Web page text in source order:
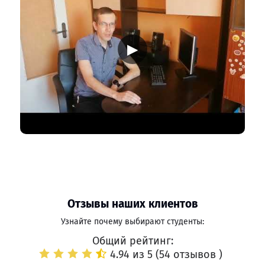
▶
Отзывы наших клиентов
Узнайте почему выбирают студенты:
Общий рейтинг:
4.94 из 5 (54 отзывов )